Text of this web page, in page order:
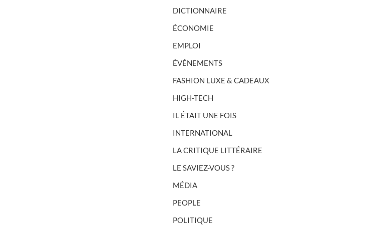
DICTIONNAIRE
ÉCONOMIE
EMPLOI
ÉVÉNEMENTS
FASHION LUXE & CADEAUX
HIGH-TECH
IL ÉTAIT UNE FOIS
INTERNATIONAL
LA CRITIQUE LITTÉRAIRE
LE SAVIEZ-VOUS ?
MÉDIA
PEOPLE
POLITIQUE